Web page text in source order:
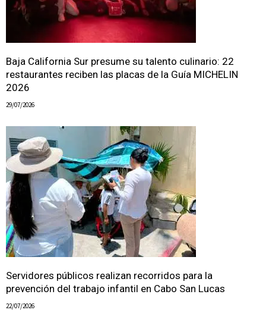
Baja California Sur presume su talento culinario: 22
restaurantes reciben las placas de la Guía MICHELIN
2026
29/07/2026
Servidores públicos realizan recorridos para la
prevención del trabajo infantil en Cabo San Lucas
22/07/2026